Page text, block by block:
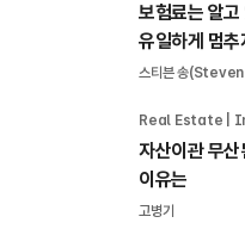
보험료는 알고
유일하게 멈추
스티븐 송
자산이관 무
이유는
고병기